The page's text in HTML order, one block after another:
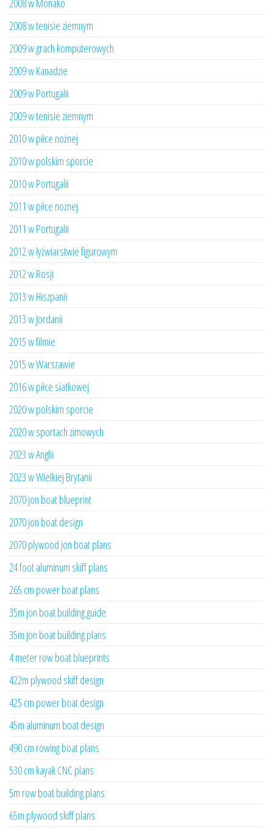
2008 w Monako
2008 w tenisie ziemnym
2009 w grach komputerowych
2009 w Kanadzie
2009 w Portugalii
2009 w tenisie ziemnym
2010 w piłce nożnej
2010 w polskim sporcie
2010 w Portugalii
2011 w piłce nożnej
2011 w Portugalii
2012 w łyżwiarstwie figurowym
2012 w Rosji
2013 w Hiszpanii
2013 w Jordanii
2015 w filmie
2015 w Warszawie
2016 w piłce siatkowej
2020 w polskim sporcie
2020 w sportach zimowych
2023 w Anglii
2023 w Wielkiej Brytanii
2070 jon boat blueprint
2070 jon boat design
2070 plywood jon boat plans
24 foot aluminum skiff plans
265 cm power boat plans
35m jon boat building guide
35m jon boat building plans
4 meter row boat blueprints
422m plywood skiff design
425 cm power boat design
45m aluminum boat design
490 cm rowing boat plans
530 cm kayak CNC plans
5m row boat building plans
65m plywood skiff plans